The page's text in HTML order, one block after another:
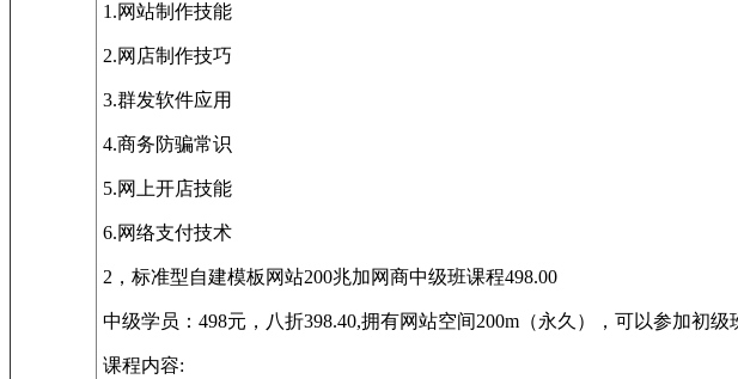
1.网站制作技能
2.网店制作技巧
3.群发软件应用
4.商务防骗常识
5.网上开店技能
6.网络支付技术
2，标准型自建模板网站200兆加网商中级班课程498.00
中级学员：498元，八折398.40,拥有网站空间200m（永久），可以参加初
课程内容: